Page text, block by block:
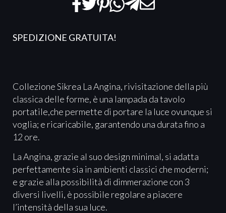
SPEDIZIONE GRATUITA!
Collezione Sikrea La Angina, rivisitazione della più
classica delle forme, è una lampada da tavolo
portatile,che permette di portare la luce ovunque si
voglia; e ricaricabile, garantendo una durata fino a
12 ore.
La Angina, grazie al suo design minimal, si adatta
perfettamente sia in ambienti classici che moderni;
e grazie alla possibilità di dimmerazione con 3
diversi livelli, è possibile regolare a piacere
l’intensità della sua luce.